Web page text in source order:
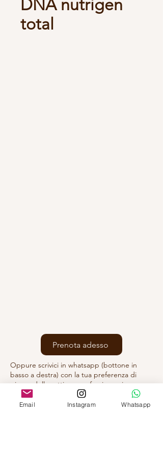
DNA nutrigen
total
Prenota adesso
Oppure scrivici in whatsapp (bottone in
basso a destra) con la tua preferenza di
giorno della settimana e fascia oraria
Email Instagram Whatsapp